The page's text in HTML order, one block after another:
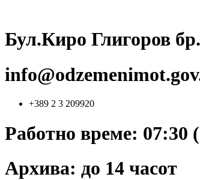
content
Бул.Киро Глигоров
+389 2 3 209920
Работно време: 07:30
Архива: до 14 часот